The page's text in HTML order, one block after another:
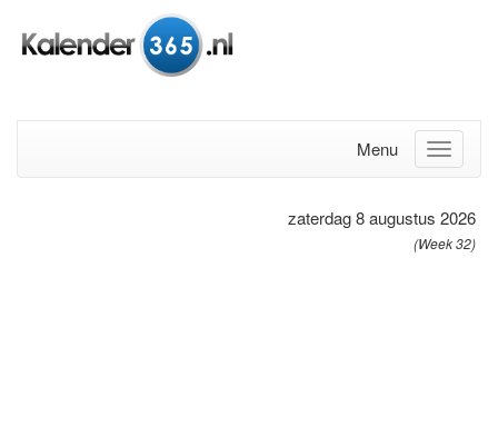
Menu
zaterdag 8 augustus 2026
(Week 32)